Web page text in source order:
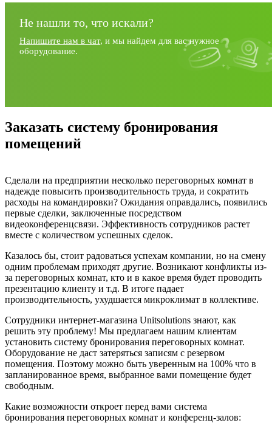
Не нашли то, что искали?
Напишите нам в чат, и мы найдем для вас нужное
оборудование.
Заказать систему бронирования
помещений
Сделали на предприятии несколько переговорных комнат в
надежде повысить производительность труда, и сократить
расходы на командировки? Ожидания оправдались, появились
первые сделки, заключенные посредством
видеоконференцсвязи. Эффективность сотрудников растет
вместе с количеством успешных сделок.
Казалось бы, стоит радоваться успехам компании, но на смену
одним проблемам приходят другие. Возникают конфликты из-
за переговорных комнат, кто и в какое время будет проводить
презентацию клиенту и т.д. В итоге падает
производительность, ухудшается микроклимат в коллективе.
Сотрудники интернет-магазина Unitsolutions знают, как
решить эту проблему! Мы предлагаем нашим клиентам
установить систему бронирования переговорных комнат.
Оборудование не даст затеряться записям с резервом
помещения. Поэтому можно быть уверенным на 100% что в
запланированное время, выбранное вами помещение будет
свободным.
Какие возможности откроет перед вами система
бронирования переговорных комнат и конференц-залов: